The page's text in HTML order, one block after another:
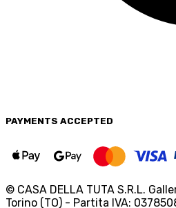
PAYMENTS ACCEPTED
© CASA DELLA TUTA S.R.L.
Torino (TO) - Partita IVA: